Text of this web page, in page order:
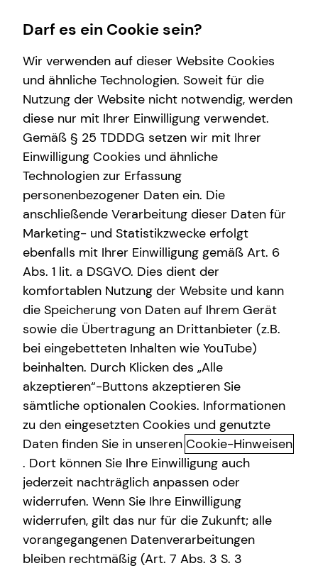
Wissenswertes
Über mich
Über tecis
Finanzberatung
Videoberatung
Spezialisten-Netzwerk
Immobilienfinanzierung
Betriebliche Altersvorsorge
Investment
Kapitalanlage Immobilien
Altersvorsorge
Gewerbliche Versicherungen
Arbeitskraftabsicherung
Kindervorsorge
Sach- und Vermögenssicherung
Service
Kundenportal
Schadenabwicklung
Karriere-Infos
Karrierechancen
Impressum
Maximilian von Thermann
Selbstständiger Repräsentant für die tecis
Finanzdienstleistungen AG
Osterbekstraße 90 b
22083 Hamburg
Mobil: +49 (176) 28352010
Telefon: +49 (40) 88354250
E-Mail: maximilian.von-thermann@tecis.de
Verantwortlicher im Sinne des § 18 Abs. 2
MStV
Maximilian von Thermann
Osterbekstraße 90 b
22083 Hamburg
Erlaubnis nach § 34d GewO​
Aufsichtsbehörde:
IHK zu Kiel
Bergstraße 2
24103 Kiel
Darf es ein Cookie sein?
Wir verwenden auf dieser Website Cookies
und ähnliche Technologien. Soweit für die
Nutzung der Website nicht notwendig, werden
diese nur mit Ihrer Einwilligung verwendet.
Gemäß § 25 TDDDG setzen wir mit Ihrer
Einwilligung Cookies und ähnliche
Technologien zur Erfassung
personenbezogener Daten ein. Die
anschließende Verarbeitung dieser Daten für
Marketing- und Statistikzwecke erfolgt
ebenfalls mit Ihrer Einwilligung gemäß Art. 6
Abs. 1 lit. a DSGVO. Dies dient der
komfortablen Nutzung der Website und kann
die Speicherung von Daten auf Ihrem Gerät
sowie die Übertragung an Drittanbieter (z.B.
bei eingebetteten Inhalten wie YouTube)
beinhalten. Durch Klicken des „Alle
akzeptieren“-Buttons akzeptieren Sie
sämtliche optionalen Cookies. Informationen
zu den eingesetzten Cookies und genutzte
Daten finden Sie in unseren Cookie-Hinweisen
. Dort können Sie Ihre Einwilligung auch
jederzeit nachträglich anpassen oder
widerrufen. Wenn Sie Ihre Einwilligung
widerrufen, gilt das nur für die Zukunft; alle
vorangegangenen Datenverarbeitungen
bleiben rechtmäßig (Art. 7 Abs. 3 S. 3